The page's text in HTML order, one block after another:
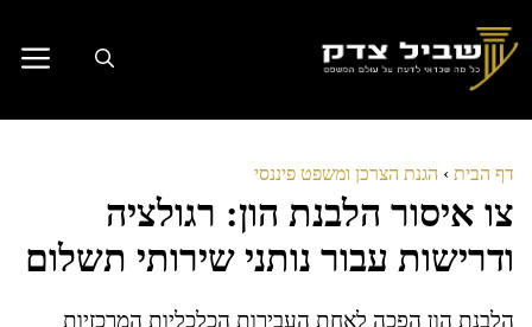
לתוכן
דף הבית › הגנת הצרכן ומשפט פיננסי
צו איסור הלבנת הון: רגולציה
ודרישות עבור נותני שירותי תשלום
הלבנת הון הפכה לאחת העבירות הכלכליות המרכזיות